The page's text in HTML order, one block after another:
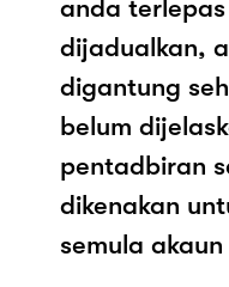
anda
dijadualkan,
digantung
belum
pentadbiran
dikenakan
semula